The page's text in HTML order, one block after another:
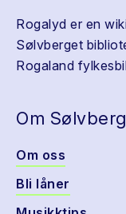
Rogalyd er en
Sølvberget
Rogaland
Om
Om oss
Bli låner